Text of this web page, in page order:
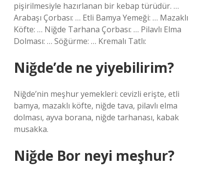
pişirilmesiyle hazırlanan bir kebap türüdür. …
Arabaşı Çorbası: … Etli Bamya Yemeği: … Mazaklı
Köfte: … Niğde Tarhana Çorbası: … Pilavlı Elma
Dolması: … Söğürme: … Kremalı Tatlı:
Niğde’de ne yiyebilirim?
Niğde’nin meşhur yemekleri: cevizli erişte, etli
bamya, mazaklı köfte, niğde tava, pilavlı elma
dolması, ayva borana, niğde tarhanası, kabak
musakka.
Niğde Bor neyi meşhur?